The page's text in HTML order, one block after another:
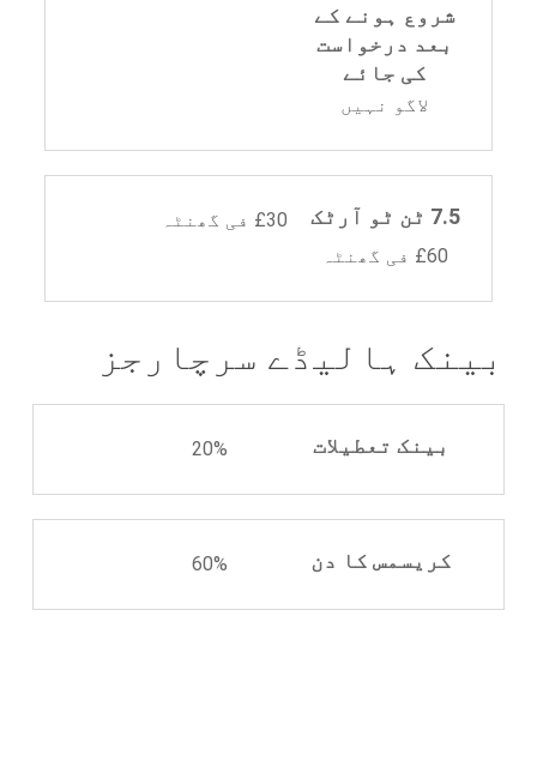
شروع ہونے کے
بعد درخواست
کی جائے
لاگو نہیں
7.5 ٹن ٹو آرٹک
£30 فی گھنٹہ
£60 فی گھنٹہ
بینک ہالیڈے سرچارجز
بینک تعطیلات 20%
کریسمس کا دن 60%